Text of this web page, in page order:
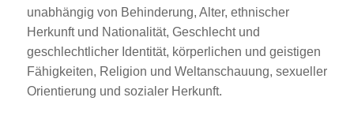
unabhängig von Behinderung, Alter, ethnischer
Herkunft und Nationalität, Geschlecht und
geschlechtlicher Identität, körperlichen und geistigen
Fähigkeiten, Religion und Weltanschauung, sexueller
Orientierung und sozialer Herkunft.